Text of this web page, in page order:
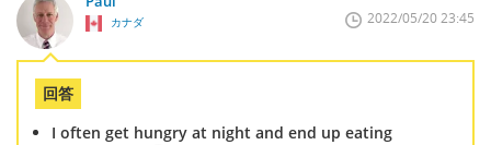
カナダ 2022/05/20 23:45
回答
I often get hungry at night and end up eating